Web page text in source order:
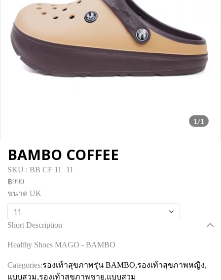
1/1
BAMBO COFFEE
SKU : BB CF 11
11
฿990
ขนาด UK
11
Short Description
Healthy Shoes MAGO - BAMBO
Categories:รองเท้าสุขภาพรุ่น BAMBO,รองเท้าสุขภาพหญิง,
แบบสวม,รองเท้าสุขภาพชาย,แบบสวม